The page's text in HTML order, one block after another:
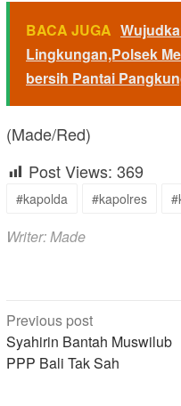
BACA JUGA
Lingkungan,Polsek
bersih Pantai
(Made/Red)
Post Views: 369
#kapolda #kapolres
Writer: Made
Post
navigation
Previous post
Syahirin Bantah Muswilub
PPP Bali Tak Sah